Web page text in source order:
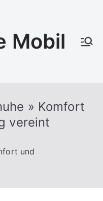
Mobil
» Komfort
vereint
und